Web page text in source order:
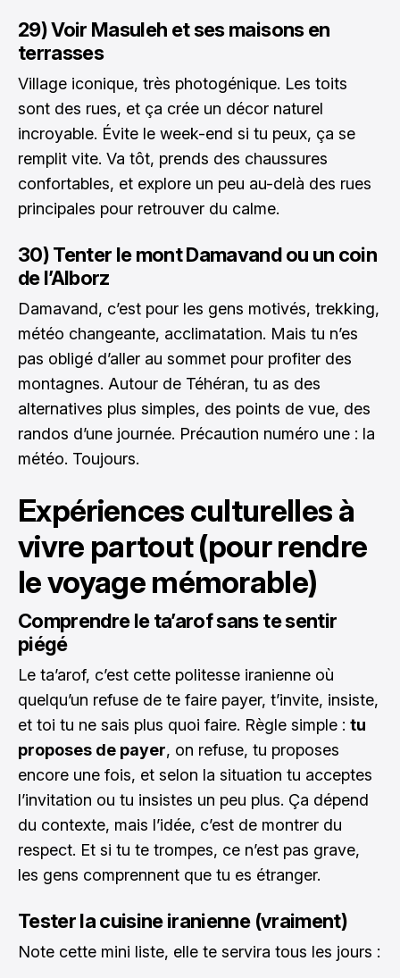
29) Voir Masuleh et ses maisons en
terrasses
Village iconique, très photogénique. Les toits
sont des rues, et ça crée un décor naturel
incroyable. Évite le week-end si tu peux, ça se
remplit vite. Va tôt, prends des chaussures
confortables, et explore un peu au-delà des rues
principales pour retrouver du calme.
30) Tenter le mont Damavand ou un coin
de l’Alborz
Damavand, c’est pour les gens motivés, trekking,
météo changeante, acclimatation. Mais tu n’es
pas obligé d’aller au sommet pour profiter des
montagnes. Autour de Téhéran, tu as des
alternatives plus simples, des points de vue, des
randos d’une journée. Précaution numéro une : la
météo. Toujours.
Expériences culturelles à
vivre partout (pour rendre
le voyage mémorable)
Comprendre le ta’arof sans te sentir
piégé
Le ta’arof, c’est cette politesse iranienne où
quelqu’un refuse de te faire payer, t’invite, insiste,
et toi tu ne sais plus quoi faire. Règle simple : tu
proposes de payer, on refuse, tu proposes
encore une fois, et selon la situation tu acceptes
l’invitation ou tu insistes un peu plus. Ça dépend
du contexte, mais l’idée, c’est de montrer du
respect. Et si tu te trompes, ce n’est pas grave,
les gens comprennent que tu es étranger.
Tester la cuisine iranienne (vraiment)
Note cette mini liste, elle te servira tous les jours :